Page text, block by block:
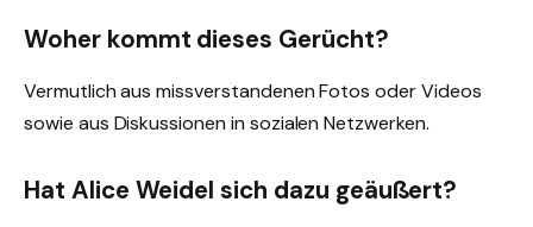
Woher kommt dieses Gerücht?
Vermutlich aus missverstandenen Fotos oder Videos
sowie aus Diskussionen in sozialen Netzwerken.
Hat Alice Weidel sich dazu geäußert?